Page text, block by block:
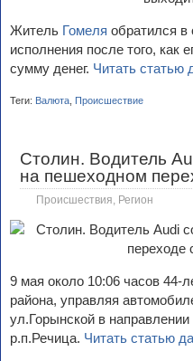
Житель Гомеля обратился в
исполнения после того, как
сумму денег. Читать статью
Теги: Валюта Происшествие
Столин. Водитель
на пешеходном
Происшествия Регион
9 мая около 10:06 часов 44-
района, управляя
ул.Горынской в направлении
р.п.Речица. Читать статью